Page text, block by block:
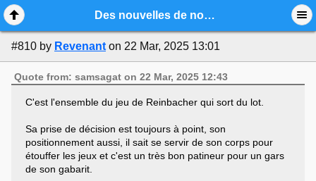
Des nouvelles de nos espoirs 2024-25
#810 by Revenant on 22 Mar, 2025 13:01
Quote from: samsagat on 22 Mar, 2025 12:43
C'est l'ensemble du jeu de Reinbacher qui sort du lot.
Sa prise de décision est toujours à point, son
positionnement aussi, il sait se servir de son corps pour
étouffer les jeux et c'est un très bon patineur pour un gars
de son gabarit.